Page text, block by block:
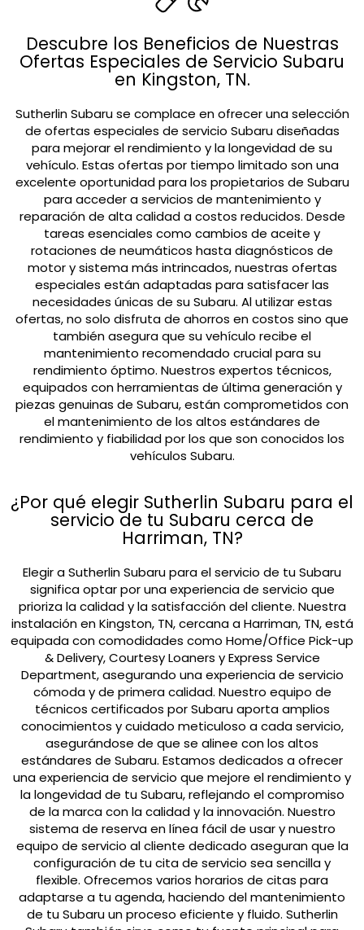
Descubre los Beneficios de Nuestras
Ofertas Especiales de Servicio Subaru
en Kingston, TN.
Sutherlin Subaru se complace en ofrecer una selección
de ofertas especiales de servicio Subaru diseñadas
para mejorar el rendimiento y la longevidad de su
vehículo. Estas ofertas por tiempo limitado son una
excelente oportunidad para los propietarios de Subaru
para acceder a servicios de mantenimiento y
reparación de alta calidad a costos reducidos. Desde
tareas esenciales como cambios de aceite y
rotaciones de neumáticos hasta diagnósticos de
motor y sistema más intrincados, nuestras ofertas
especiales están adaptadas para satisfacer las
necesidades únicas de su Subaru. Al utilizar estas
ofertas, no solo disfruta de ahorros en costos sino que
también asegura que su vehículo recibe el
mantenimiento recomendado crucial para su
rendimiento óptimo. Nuestros expertos técnicos,
equipados con herramientas de última generación y
piezas genuinas de Subaru, están comprometidos con
el mantenimiento de los altos estándares de
rendimiento y fiabilidad por los que son conocidos los
vehículos Subaru.
¿Por qué elegir Sutherlin Subaru para el
servicio de tu Subaru cerca de
Harriman, TN?
Elegir a Sutherlin Subaru para el servicio de tu Subaru
significa optar por una experiencia de servicio que
prioriza la calidad y la satisfacción del cliente. Nuestra
instalación en Kingston, TN, cercana a Harriman, TN, está
equipada con comodidades como Home/Office Pick-up
& Delivery, Courtesy Loaners y Express Service
Department, asegurando una experiencia de servicio
cómoda y de primera calidad. Nuestro equipo de
técnicos certificados por Subaru aporta amplios
conocimientos y cuidado meticuloso a cada servicio,
asegurándose de que se alinee con los altos
estándares de Subaru. Estamos dedicados a ofrecer
una experiencia de servicio que mejore el rendimiento y
la longevidad de tu Subaru, reflejando el compromiso
de la marca con la calidad y la innovación. Nuestro
sistema de reserva en línea fácil de usar y nuestro
equipo de servicio al cliente dedicado aseguran que la
configuración de tu cita de servicio sea sencilla y
flexible. Ofrecemos varios horarios de citas para
adaptarse a tu agenda, haciendo del mantenimiento
de tu Subaru un proceso eficiente y fluido. Sutherlin